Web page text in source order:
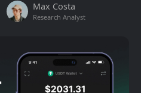
Max Costa
Research Analyst